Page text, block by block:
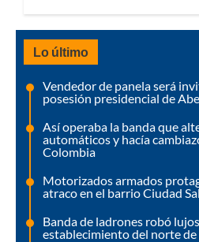
Lo último
Vendedor de panela será
posesión presidencial de
Así operaba la banda que
automáticos y hacía
Colombia
Motorizados armados
atraco en el barrio Ciudad
Banda de ladrones robó
establecimiento del norte de